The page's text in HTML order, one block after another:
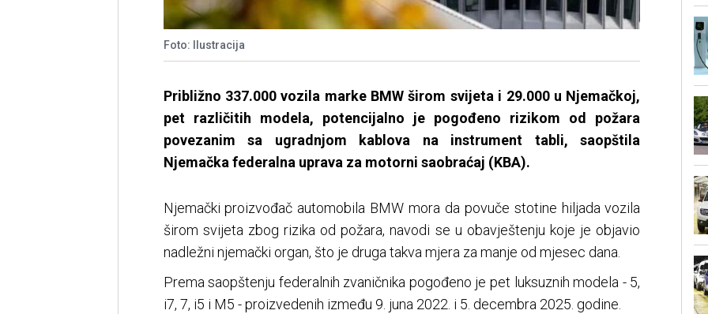
Foto: Ilustracija
Približno 337.000 vozila marke BMW širom svijeta i 29.000 u Njemačkoj,
pet različitih modela, potencijalno je pogođeno rizikom od požara
povezanim sa ugradnjom kablova na instrument tabli, saopštila
Njemačka federalna uprava za motorni saobraćaj (KBA).
Njemački proizvođač automobila BMW mora da povuče stotine hiljada vozila
širom svijeta zbog rizika od požara, navodi se u obavještenju koje je objavio
nadležni njemački organ, što je druga takva mjera za manje od mjesec dana.
Prema saopštenju federalnih zvaničnika pogođeno je pet luksuznih modela - 5,
i7, 7, i5 i M5 - proizvedenih između 9. juna 2022. i 5. decembra 2025. godine.